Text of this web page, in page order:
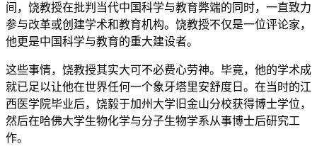
间，饶教授在批判当代中国科学与教育弊端的同时，一直致力
参与改革或创建学术和教育机构。饶教授不仅是一位评论家，
他更是中国科学与教育的重大建设者。
这些事情，饶教授其实大可不必费心劳神。毕竟，他的学术成
就已足以让他在世界任何一个象牙塔里安舒度日。在当时的江
西医学院毕业后，饶毅于加州大学旧金山分校获得博士学位，
然后在哈佛大学生物化学与分子生物学系从事博士后研究工
作。